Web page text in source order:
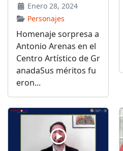
Enero 28, 2024
Personajes
Homenaje sorpresa a
Antonio Arenas en el
Centro Artístico de Gr
anadaSus méritos fu
eron...